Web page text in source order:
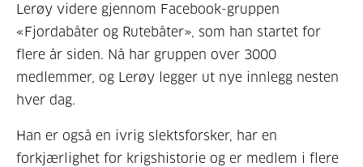
Lerøy videre gjennom Facebook-gruppen
«Fjordabåter og Rutebåter», som han startet for
flere år siden. Nå har gruppen over 3000
medlemmer, og Lerøy legger ut nye innlegg nesten
hver dag.
Han er også en ivrig slektsforsker, har en
forkjærlighet for krigshistorie og er medlem i flere